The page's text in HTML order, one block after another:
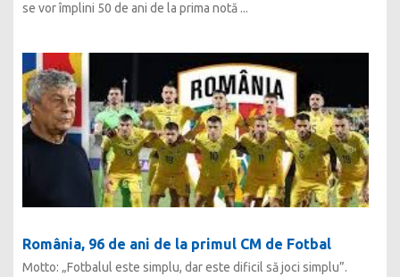
se vor împlini 50 de ani de la prima notă ...
România, 96 de ani de la primul CM de Fotbal
Motto: „Fotbalul este simplu, dar este dificil să joci simplu”.